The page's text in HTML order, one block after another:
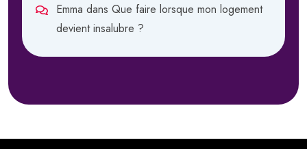
Emma dans Que faire lorsque mon logement
devient insalubre ?